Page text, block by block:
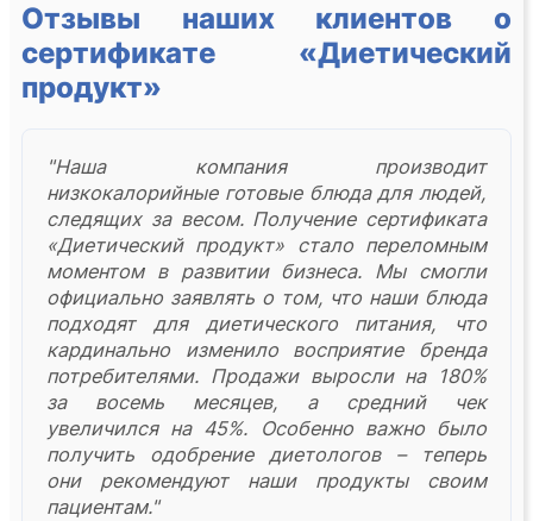
Отзывы наших клиентов о
сертификате «Диетический
продукт»
"Наша компания производит
низкокалорийные готовые блюда для людей,
следящих за весом. Получение сертификата
«Диетический продукт» стало переломным
моментом в развитии бизнеса. Мы смогли
официально заявлять о том, что наши блюда
подходят для диетического питания, что
кардинально изменило восприятие бренда
потребителями. Продажи выросли на 180%
за восемь месяцев, а средний чек
увеличился на 45%. Особенно важно было
получить одобрение диетологов – теперь
они рекомендуют наши продукты своим
пациентам."